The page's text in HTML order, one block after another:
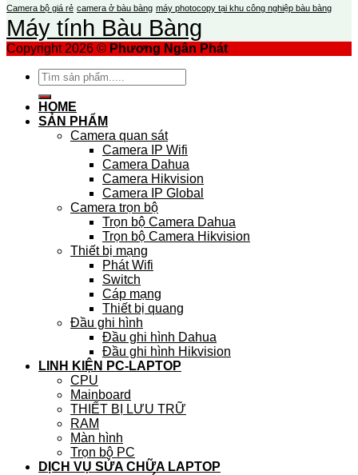
Camera bộ giá rẻ camera ở bàu bàng máy photocopy tại khu công nghiệp bàu bàng
Máy tính Bàu Bàng
Copyright 2026 © Phương Ngân Phát
Tìm
kiếm:
HOME
SẢN PHẨM
Camera quan sát
Camera IP Wifi
Camera Dahua
Camera Hikvision
Camera IP Global
Camera trọn bộ
Trọn bộ Camera Dahua
Trọn bộ Camera Hikvision
Thiết bị mạng
Phát Wifi
Switch
Cáp mạng
Thiết bị quang
Đầu ghi hình
Đầu ghi hình Dahua
Đầu ghi hình Hikvision
LINH KIỆN PC-LAPTOP
CPU
Mainboard
THIẾT BỊ LƯU TRỮ
RAM
Màn hình
Trọn bộ PC
DỊCH VỤ SỬA CHỮA LAPTOP